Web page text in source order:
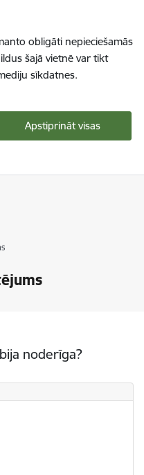
obligāti nepieciešamās
šajā vietnē var tikt
sīkdatnes.
Apstiprināt visas
noderīga?